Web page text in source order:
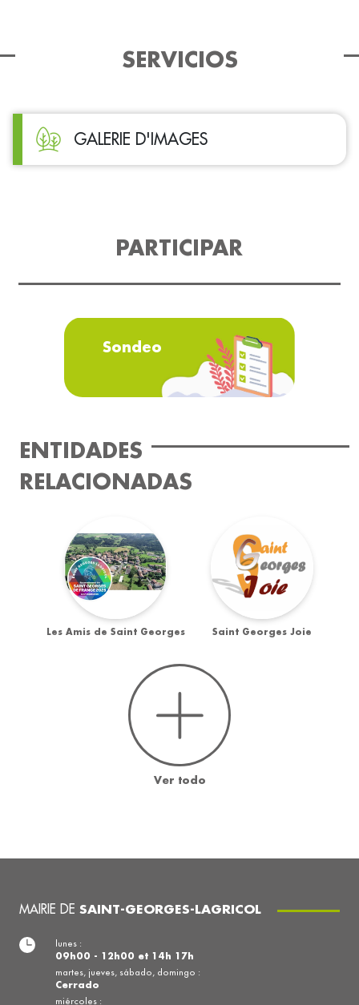
SERVICIOS
GALERIE D'IMAGES
PARTICIPAR
Sondeo
ENTIDADES
RELACIONADAS
Les Amis de Saint Georges Saint Georges Joie
Ver todo
MAIRIE DE SAINT-GEORGES-LAGRICOL
lunes :
09h00 - 12h00 et 14h 17h
martes, jueves, sábado, domingo :
Cerrado
miércoles :